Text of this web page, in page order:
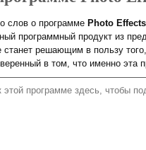
слов о программе Photo
программный продукт из
решающим в пользу
в том, что именно эта